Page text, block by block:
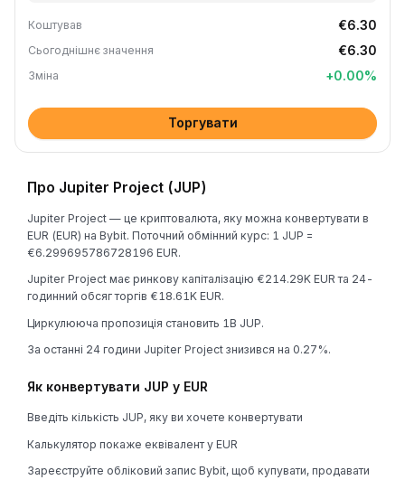
Коштував €6.30
Сьогоднішнє значення €6.30
Зміна +0.00%
Торгувати
Про Jupiter Project (JUP)
Jupiter Project — це криптовалюта, яку можна конвертувати в
EUR (EUR) на Bybit. Поточний обмінний курс: 1 JUP =
€6.299695786728196 EUR.
Jupiter Project має ринкову капіталізацію €214.29K EUR та 24-
годинний обсяг торгів €18.61K EUR.
Циркулююча пропозиція становить 1B JUP.
За останні 24 години Jupiter Project знизився на 0.27%.
Як конвертувати JUP у EUR
Введіть кількість JUP, яку ви хочете конвертувати
Калькулятор покаже еквівалент у EUR
Зареєструйте обліковий запис Bybit, щоб купувати, продавати